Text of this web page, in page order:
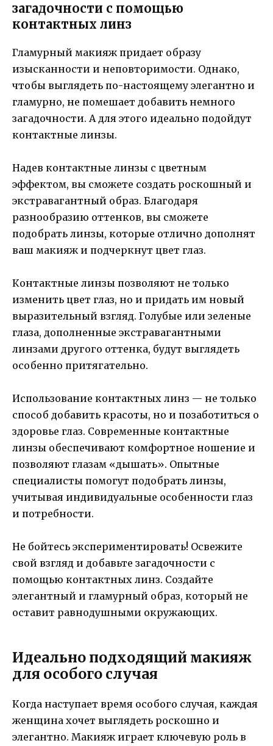
загадочности с помощью
контактных линз
Гламурный макияж придает образу
изысканности и неповторимости. Однако,
чтобы выглядеть по-настоящему элегантно и
гламурно, не помешает добавить немного
загадочности. А для этого идеально подойдут
контактные линзы.
Надев контактные линзы с цветным
эффектом, вы сможете создать роскошный и
экстравагантный образ. Благодаря
разнообразию оттенков, вы сможете
подобрать линзы, которые отлично дополнят
ваш макияж и подчеркнут цвет глаз.
Контактные линзы позволяют не только
изменить цвет глаз, но и придать им новый
выразительный взгляд. Голубые или зеленые
глаза, дополненные экстравагантными
линзами другого оттенка, будут выглядеть
особенно притягательно.
Использование контактных линз — не только
способ добавить красоты, но и позаботиться о
здоровье глаз. Современные контактные
линзы обеспечивают комфортное ношение и
позволяют глазам «дышать». Опытные
специалисты помогут подобрать линзы,
учитывая индивидуальные особенности глаз
и потребности.
Не бойтесь экспериментировать! Освежите
свой взгляд и добавьте загадочности с
помощью контактных линз. Создайте
элегантный и гламурный образ, который не
оставит равнодушными окружающих.
Идеально подходящий макияж
для особого случая
Когда наступает время особого случая, каждая
женщина хочет выглядеть роскошно и
элегантно. Макияж играет ключевую роль в